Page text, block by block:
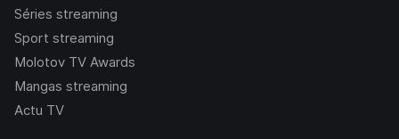
Séries streaming
Sport streaming
Molotov TV Awards
Mangas streaming
Actu TV